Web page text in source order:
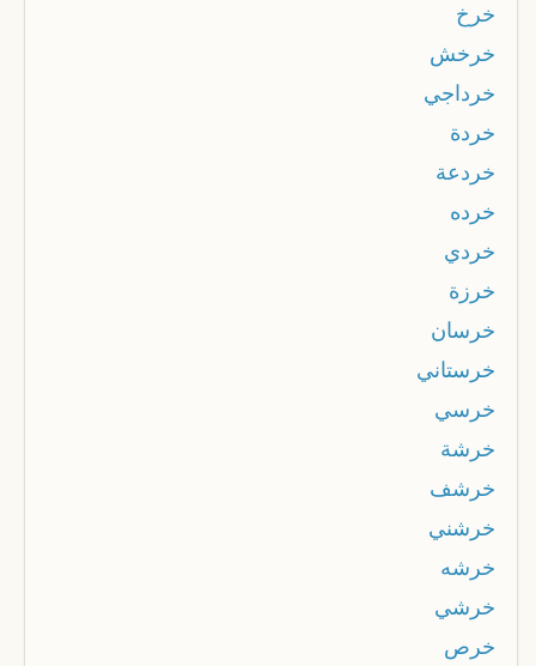
خرخ
خرخش
خرداجي
خردة
خردعة
خرده
خردي
خرزة
خرسان
خرستاني
خرسي
خرشة
خرشف
خرشني
خرشه
خرشي
خرص